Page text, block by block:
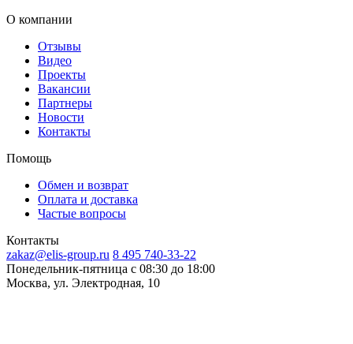
О компании
Отзывы
Видео
Проекты
Вакансии
Партнеры
Новости
Контакты
Помощь
Обмен и возврат
Оплата и доставка
Частые вопросы
Контакты
zakaz@elis-group.ru 8 495 740-33-22
Понедельник-пятница c 08:30 до 18:00
Москва, ул. Электродная, 10